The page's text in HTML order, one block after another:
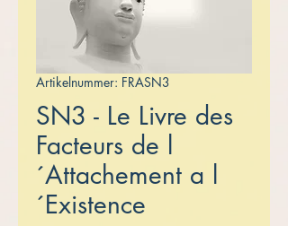
Artikelnummer: FRASN3
SN3 - Le Livre des
Facteurs de l
´Attachement a l
´Existence